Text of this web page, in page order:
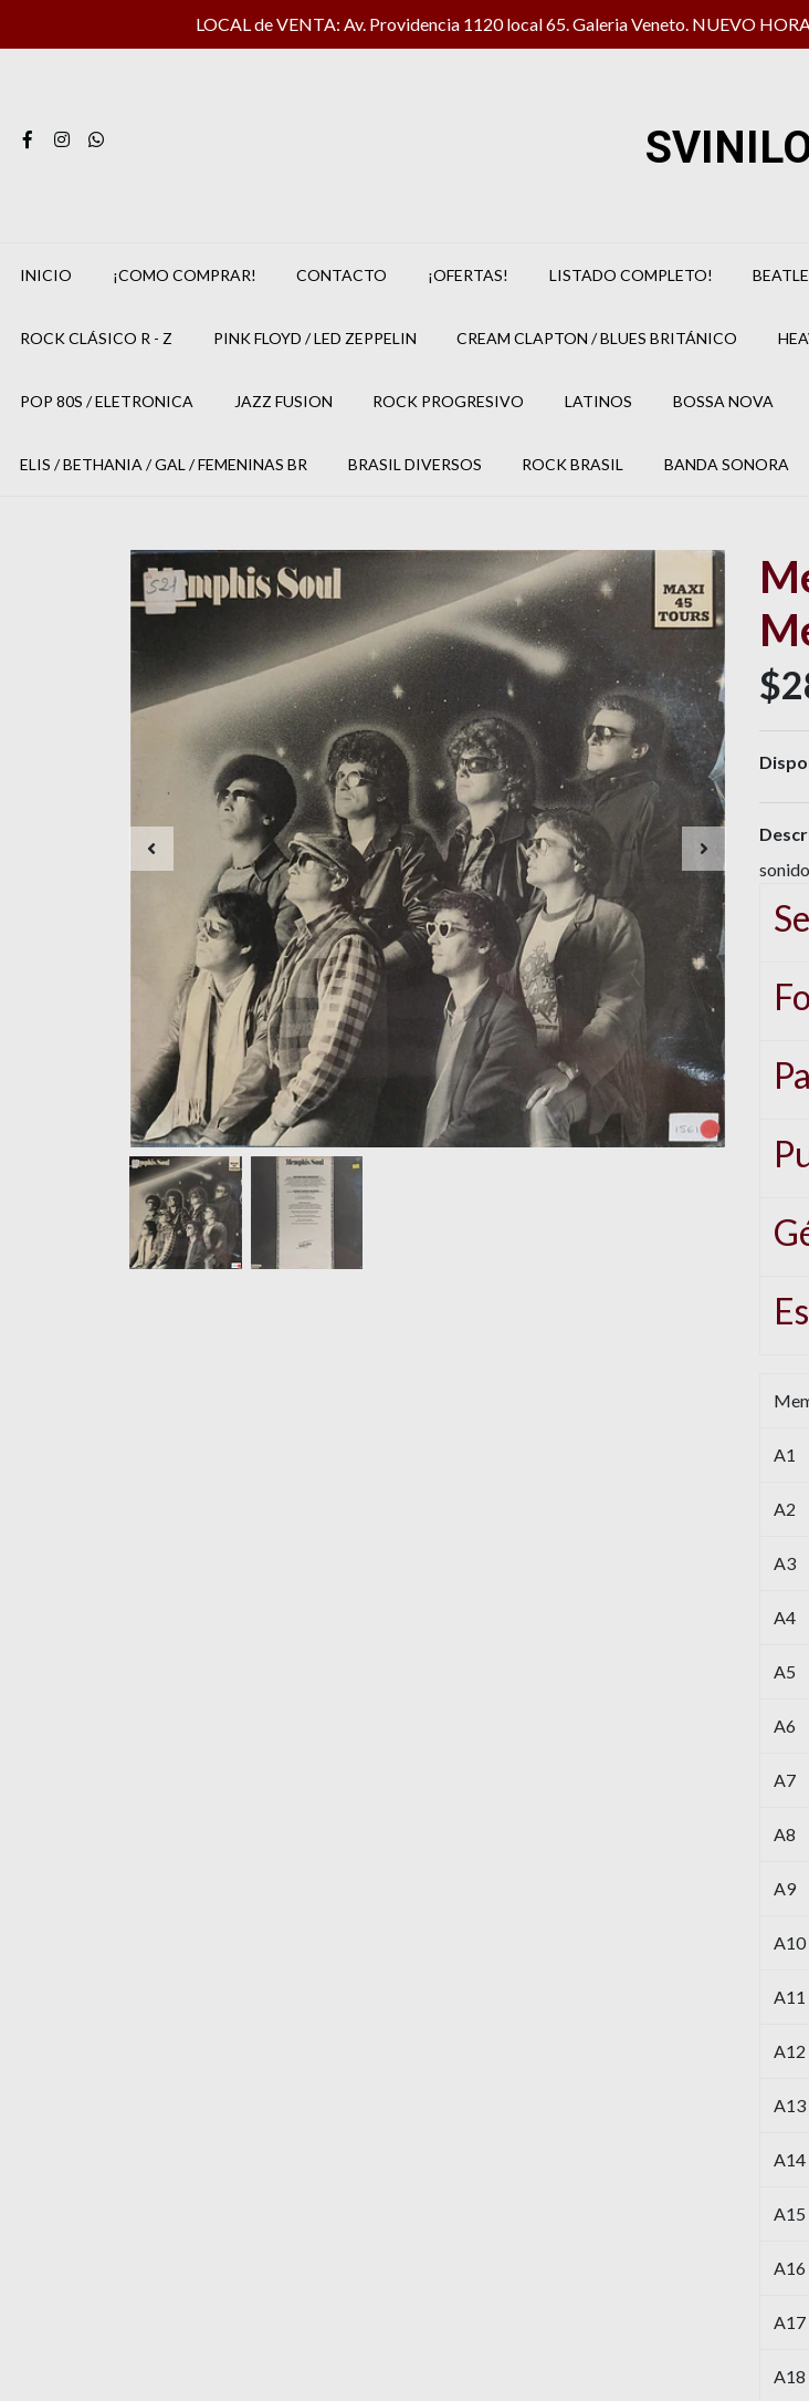
LOCAL de VENTA: Av. Providencia 1120 local 65. Galeria Veneto. NUEVO
INICIO ¡COMO COMPRAR! CONTACTO ¡OFERTAS! LISTADO COMPLETO!
ROCK CLÁSICO R - Z PINK FLOYD / LED ZEPPELIN CREAM CLAPTON / BLUES BRITÁNICO
POP 80S / ELETRONICA JAZZ FUSION ROCK PROGRESIVO LATINOS BOSSA NOVA
ELIS / BETHANIA / GAL / FEMENINAS BR BRASIL DIVERSOS ROCK BRASIL BANDA SONORA
A1
A2
A3
A4
A5
A6
A7
A8
A9
A10
A11
A12
A13
A14
A15
A16
A17
A18